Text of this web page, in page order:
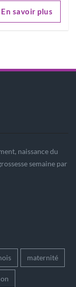
En savoir plus
naissance du
semaine par
maternité